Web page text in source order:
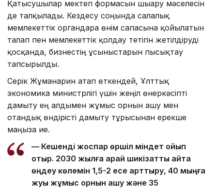
Қатысушылар мектеп формасын шығару мәселесін
де талқылады. Кездесу соңында салалық
мемлекеттік органдарға өнім сапасына қойылатын
талап пен мемлекеттік қолдау тетігін жетілдіруді
қосқанда, бизнестің ұсыныстарын пысықтау
тапсырылды.
Серік Жұманғарин атап өткендей, Ұлттық
экономика министрлігі үшін жеңіл өнеркәсіпті
дамыту ең алдымен жұмыс орнын ашу мен
отандық өндірісті дамыту тұрғысынан ерекше
маңызға ие.
— Кешенді жоспар өршіл міндет қойып
отыр. 2030 жылға қарай шикізатты қайта
өңдеу көлемін 1,5-2 есе арттыру, 40 мыңға
жуық жұмыс орнын ашу және 35